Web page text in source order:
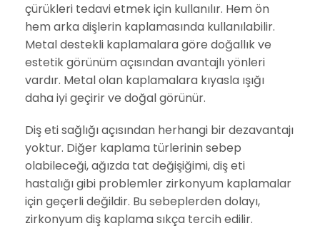
çürükleri tedavi etmek için kullanılır. Hem ön
hem arka dişlerin kaplamasında kullanılabilir.
Metal destekli kaplamalara göre doğallık ve
estetik görünüm açısından avantajlı yönleri
vardır. Metal olan kaplamalara kıyasla ışığı
daha iyi geçirir ve doğal görünür.
Diş eti sağlığı açısından herhangi bir dezavantajı
yoktur. Diğer kaplama türlerinin sebep
olabileceği, ağızda tat değişiğimi, diş eti
hastalığı gibi problemler zirkonyum kaplamalar
için geçerli değildir. Bu sebeplerden dolayı,
zirkonyum diş kaplama sıkça tercih edilir.